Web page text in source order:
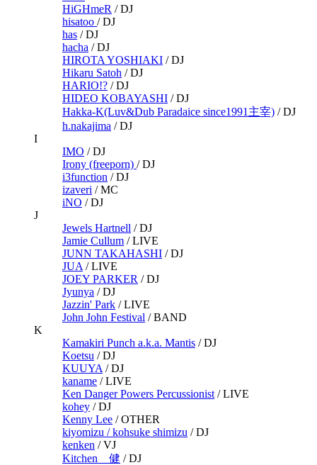
HiGHmeR /DJ
hisatoo /DJ
has /DJ
hacha /DJ
HIROTA YOSHIAKI /DJ
Hikaru Satoh /DJ
HARIO!? /DJ
HIDEO KOBAYASHI /DJ
Hakka-K(Luv&Dub Paradaice since1991主宰) /DJ
h.nakajima /DJ
I
IMO /DJ
Irony (freeporn) /DJ
i3function /DJ
izaveri /MC
iNO /DJ
J
Jewels Hartnell /DJ
Jamie Cullum /LIVE
JUNN TAKAHASHI /DJ
JUA /LIVE
JOEY PARKER /DJ
Jyunya /DJ
Jazzin' Park /LIVE
John John Festival /BAND
K
Kamakiri Punch a.k.a. Mantis /DJ
Koetsu /DJ
KUUYA /DJ
kaname /LIVE
Ken Danger Powers Percussionist /LIVE
kohey /DJ
Kenny Lee /OTHER
kiyomizu / kohsuke shimizu /DJ
kenken /VJ
Kitchen 健 /DJ